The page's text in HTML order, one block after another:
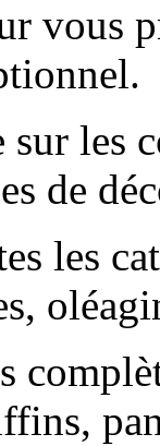
vous
les
de
les